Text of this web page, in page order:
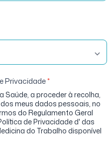
Privacidade*
Saúde, a proceder à recolha,
meus dados pessoais, no
do Regulamento Geral
de Privacidade d' das
do Trabalho disponível